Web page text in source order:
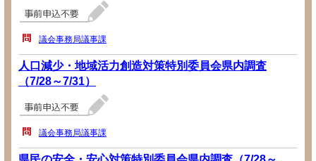
議会事務局議事課
人口減少・地域活力創造対策特別委員会県内調査
（7/28～7/31）
議会事務局議事課